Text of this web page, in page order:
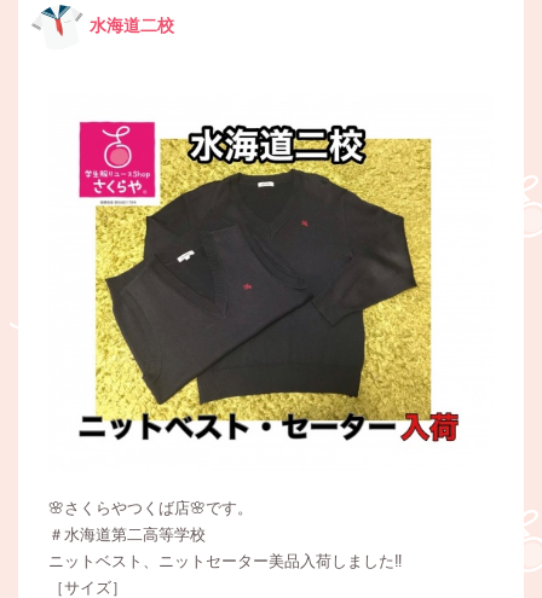
水海道二校
🌸さくらやつくば店🌸です。
＃水海道第二高等学校
ニットベスト、ニットセーター美品入荷しました‼️
［サイズ］